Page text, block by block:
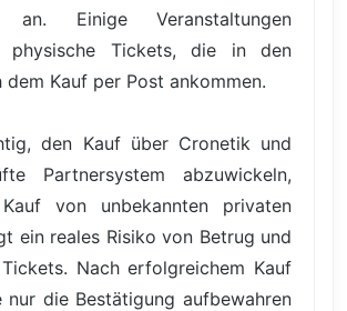
an. Einige Veranstaltungen
physische Tickets, die in den
dem Kauf per Post ankommen.
den Kauf über Cronetik und
Partnersystem abzuwickeln,
von unbekannten privaten
ein reales Risiko von Betrug und
Nach erfolgreichem Kauf
nur die Bestätigung aufbewahren